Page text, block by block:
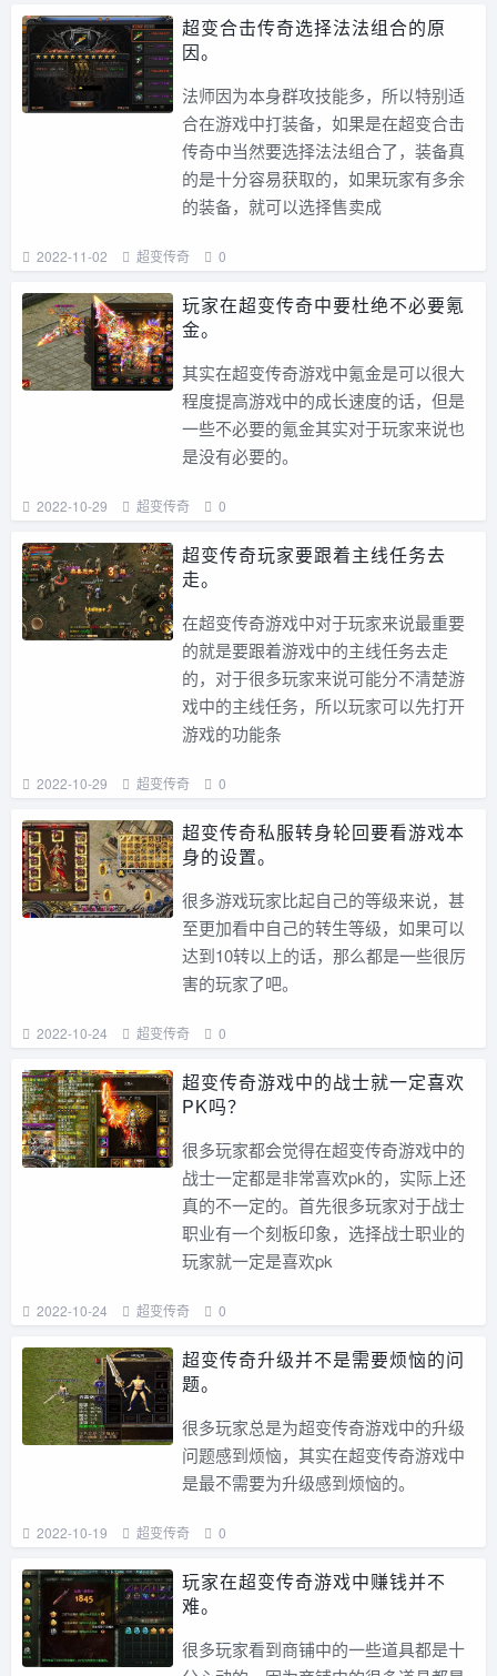
超变合击传奇选择法法组合的原
因。
法师因为本身群攻技能多，所以特别适
合在游戏中打装备，如果是在超变合击
传奇中当然要选择法法组合了，装备真
的是十分容易获取的，如果玩家有多余
的装备，就可以选择售卖成
2022-11-02 超变传奇 0
玩家在超变传奇中要杜绝不必要氪
金。
其实在超变传奇游戏中氪金是可以很大
程度提高游戏中的成长速度的话，但是
一些不必要的氪金其实对于玩家来说也
是没有必要的。
2022-10-29 超变传奇 0
超变传奇玩家要跟着主线任务去
走。
在超变传奇游戏中对于玩家来说最重要
的就是要跟着游戏中的主线任务去走
的，对于很多玩家来说可能分不清楚游
戏中的主线任务，所以玩家可以先打开
游戏的功能条
2022-10-29 超变传奇 0
超变传奇私服转身轮回要看游戏本
身的设置。
很多游戏玩家比起自己的等级来说，甚
至更加看中自己的转生等级，如果可以
达到10转以上的话，那么都是一些很厉
害的玩家了吧。
2022-10-24 超变传奇 0
超变传奇游戏中的战士就一定喜欢
PK吗？
很多玩家都会觉得在超变传奇游戏中的
战士一定都是非常喜欢pk的，实际上还
真的不一定的。首先很多玩家对于战士
职业有一个刻板印象，选择战士职业的
玩家就一定是喜欢pk
2022-10-24 超变传奇 0
超变传奇升级并不是需要烦恼的问
题。
很多玩家总是为超变传奇游戏中的升级
问题感到烦恼，其实在超变传奇游戏中
是最不需要为升级感到烦恼的。
2022-10-19 超变传奇 0
玩家在超变传奇游戏中赚钱并不
难。
很多玩家看到商铺中的一些道具都是十